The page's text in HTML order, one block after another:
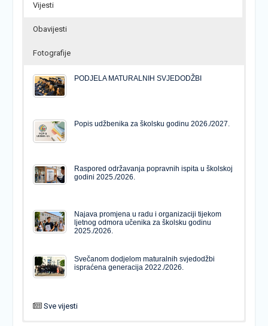
Vijesti
Obavijesti
Fotografije
PODJELA MATURALNIH SVJEDODŽBI
Popis udžbenika za školsku godinu 2026./2027.
Raspored održavanja popravnih ispita u školskoj
godini 2025./2026.
Najava promjena u radu i organizaciji tijekom
ljetnog odmora učenika za školsku godinu
2025./2026.
Svečanom dodjelom maturalnih svjedodžbi
ispraćena generacija 2022./2026.
Sve vijesti